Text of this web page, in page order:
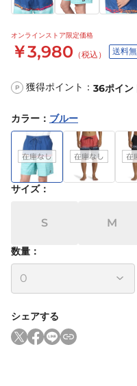
オンラインストア限定価格
￥3,980 （税込） 送料
P 獲得ポイント： 36ポイン
カラー ： ブルー
サイズ：
S M
数量：
シェアする